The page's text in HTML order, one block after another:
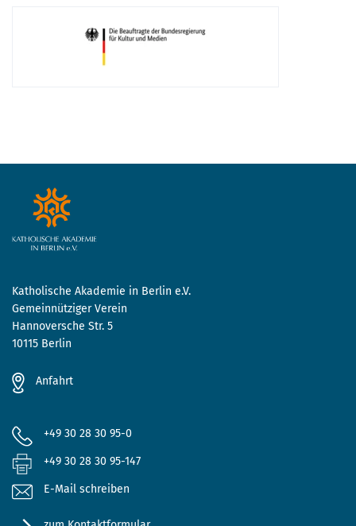
Katholische Akademie in Berlin e.V.
Gemeinnütziger Verein
Hannoversche Str. 5
10115 Berlin
Anfahrt
+49 30 28 30 95-0
+49 30 28 30 95-147
E-Mail schreiben